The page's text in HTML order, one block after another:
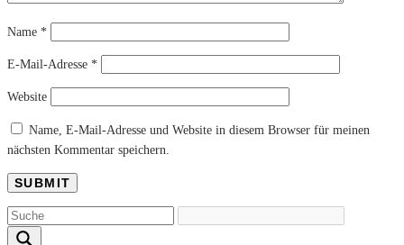
Name *
E-Mail-Adresse *
Website
Name, E-Mail-Adresse und Website in diesem Browser für meinen
nächsten Kommentar speichern.